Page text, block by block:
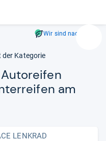
Wir sind nachhaltig
Auto­rei­fen
am
der Kategorie
LENKRAD